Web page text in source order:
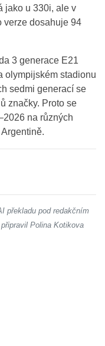
jako u 330i, ale v
verze dosahuje 94
3 generace E21
olympijském stadionu
sedmi generací se
značky. Proto se
na různých
překladu pod redakčním
Polina Kotikova